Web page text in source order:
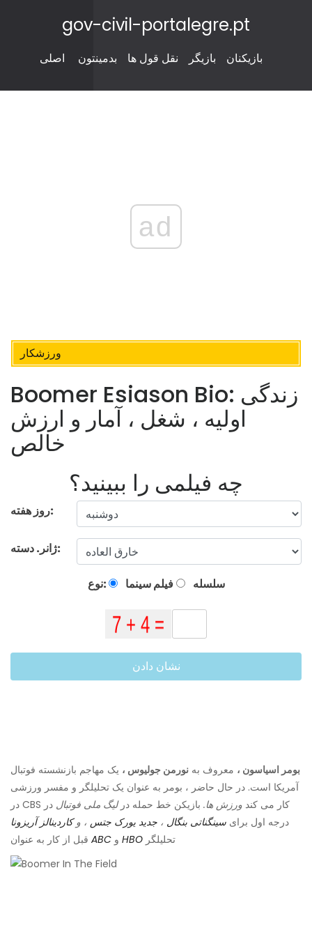
gov-civil-portalegre.pt
اصلی بدمینتون نقل قول ها بازیگر بازیکنان
ad
ورزشکار
Boomer Esiason Bio: زندگی
اولیه ، شغل ، آمار و ارزش
خالص
چه فیلمی را ببینید؟
روز هفته:
ژانر. دسته:
نوع: فیلم سینما سلسله
نشان دادن
بومر اسیاسون ، معروف به نورمن جولیوس ، یک مهاجم بازنشسته فوتبال
آمریکا است. در حال حاضر ، بومر به عنوان یک تحلیلگر و مفسر ورزشی
در CBS کار می کند ورزش ها. بازیکن خط حمله درلیگ ملی فوتبال در
درجه اول برای سینگناتی بنگال ، جدید یورک جتس ، و کاردینالز آریزونا
ABC HBO تحلیلگر